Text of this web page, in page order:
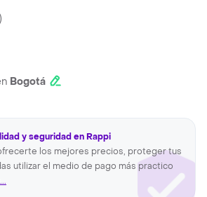
Bogotá
y seguridad en Rappi
los mejores precios, proteger tus
utilizar el medio de pago más practico